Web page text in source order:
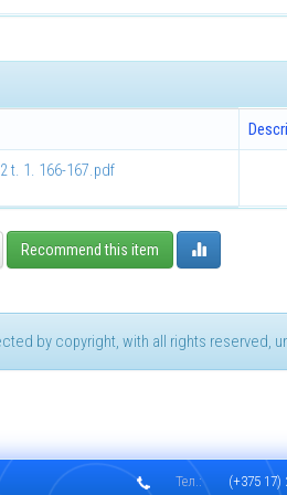
t. 1. 166-167.pdf
Recommend this item
by copyright, with all rights reserved,
Тел.:
(+375 17)